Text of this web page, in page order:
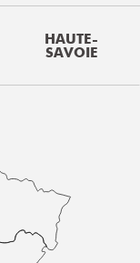
HAUTE-
SAVOIE